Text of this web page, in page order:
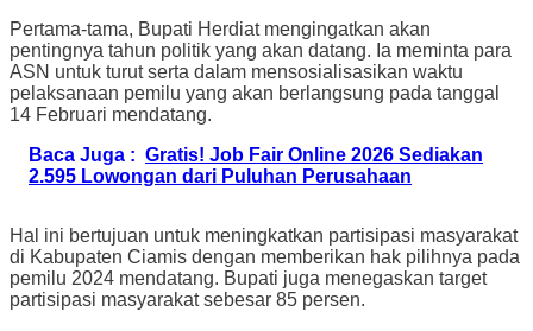
Pertama-tama, Bupati Herdiat mengingatkan akan
pentingnya tahun politik yang akan datang. Ia meminta para
ASN untuk turut serta dalam mensosialisasikan waktu
pelaksanaan pemilu yang akan berlangsung pada tanggal
14 Februari mendatang.
Baca Juga : Gratis! Job Fair Online 2026 Sediakan
2.595 Lowongan dari Puluhan Perusahaan
Hal ini bertujuan untuk meningkatkan partisipasi masyarakat
di Kabupaten Ciamis dengan memberikan hak pilihnya pada
pemilu 2024 mendatang. Bupati juga menegaskan target
partisipasi masyarakat sebesar 85 persen.